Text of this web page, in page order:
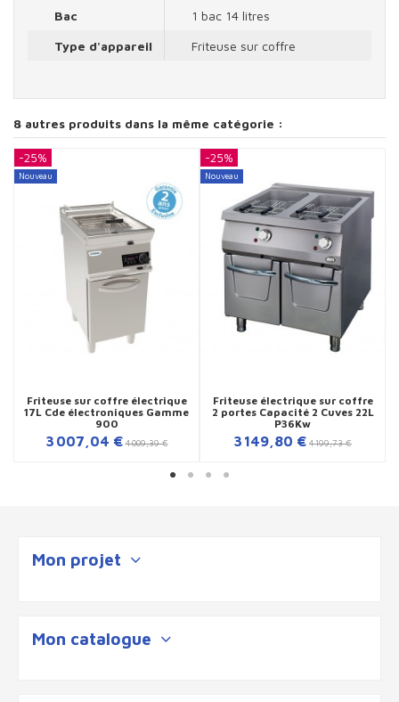
Bac
1 bac 14 litres
Type d'appareil
Friteuse sur coffre
8 autres produits dans la même catégorie :
-25%
Nouveau
Friteuse sur coffre électrique
17L Cde électroniques Gamme
900
3 007,04 € 4 009,39 €
-25%
Nouveau
Friteuse électrique sur coffre
2 portes Capacité 2 Cuves 22L
P36Kw
3 149,80 € 4 199,73 €
Mon projet
Mon catalogue